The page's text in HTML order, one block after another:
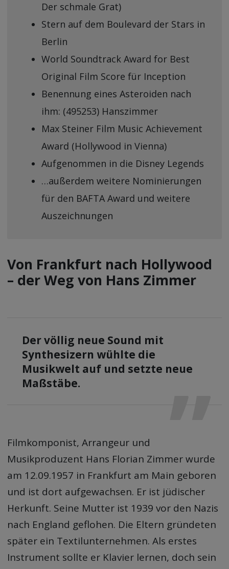
Der schmale Grat)
Stern auf dem Boulevard der Stars in
Berlin
World Soundtrack Award for Best
Original Film Score für Inception
Benennung eines Asteroiden nach
ihm: (495253) Hanszimmer
Max Steiner Film Music Achievement
Award (Hollywood in Vienna)
Aufgenommen in die Disney Legends
…außerdem weitere Nominierungen
für den BAFTA Award und weitere
Auszeichnungen
Von Frankfurt nach Hollywood
– der Weg von Hans Zimmer
Der völlig neue Sound mit
Synthesizern wühlte die
Musikwelt auf und setzte neue
Maßstäbe.
Filmkomponist, Arrangeur und
Musikproduzent Hans Florian Zimmer wurde
am 12.09.1957 in Frankfurt am Main geboren
und ist dort aufgewachsen. Er ist jüdischer
Herkunft. Seine Mutter ist 1939 vor den Nazis
nach England geflohen. Die Eltern gründeten
später ein Textilunternehmen. Als erstes
Instrument sollte er Klavier lernen, doch sein